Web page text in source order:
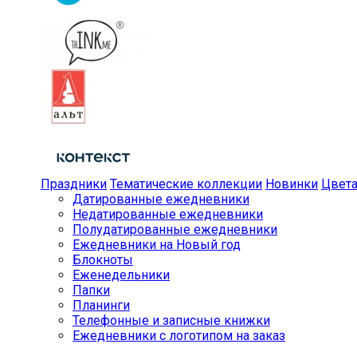
Праздники Тематические коллекции Новинки Цвета
Датированные ежедневники
Недатированные ежедневники
Полудатированные ежедневники
Ежедневники на Новый год
Блокноты
Еженедельники
Папки
Планинги
Телефонные и записные книжки
Ежедневники с логотипом на заказ